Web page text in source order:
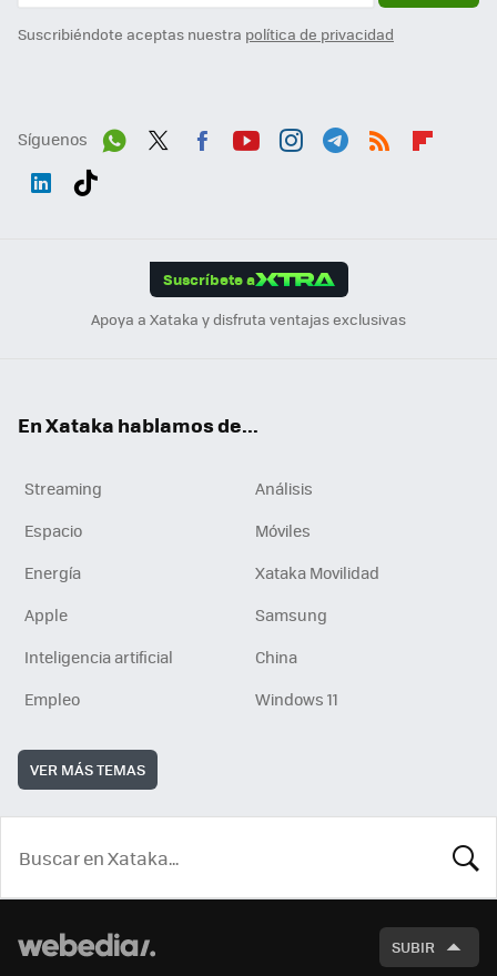
Suscribiéndote aceptas nuestra política de privacidad
Síguenos
Suscríbete a
Apoya a Xataka y disfruta ventajas exclusivas
En Xataka hablamos de...
Streaming
Análisis
Espacio
Móviles
Energía
Xataka Movilidad
Apple
Samsung
Inteligencia artificial
China
Empleo
Windows 11
VER MÁS TEMAS
SUBIR